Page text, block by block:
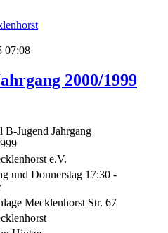
07:08
2000/1999
B-Jugend Jahrgang
e.V.
und Donnerstag 17:30 -
Mecklenhorst Str. 67